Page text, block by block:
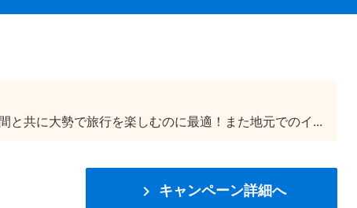
と共に大勢で旅行を楽しむのに最適！また地元でのイ...
 キャンペーン詳細へ